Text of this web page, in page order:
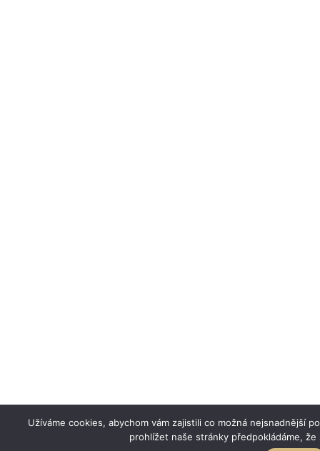
Užíváme cookies, abychom vám zajistili co možná nejsnadnější
prohlížet naše stránky předpokládáme,